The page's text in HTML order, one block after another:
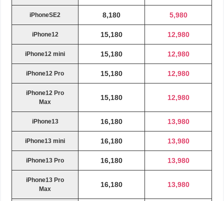
iPhoneSE2 8,180 5,980
iPhone12 15,180 12,980
iPhone12 mini 15,180 12,980
iPhone12 Pro 15,180 12,980
iPhone12 Pro
Max
15,180 12,980
iPhone13 16,180 13,980
iPhone13 mini 16,180 13,980
iPhone13 Pro 16,180 13,980
iPhone13 Pro
Max
16,180 13,980